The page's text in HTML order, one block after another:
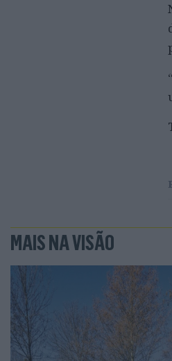
MAIS NA VISÃO